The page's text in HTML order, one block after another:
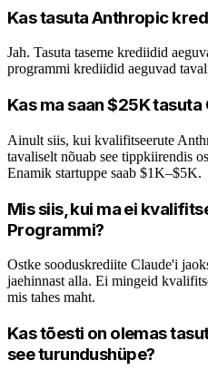
Kas tasuta Anthropic
Jah. Tasuta taseme krediidid
programmi krediidid aeguvad
Kas ma saan $25K
Ainult siis, kui kvalifitseerute
tavaliselt nõuab see tippkiirendis
Enamik startuppe saab $1K–$5K.
Mis siis, kui ma ei
Programmi?
Ostke sooduskrediite Claude'i
jaehinnast alla. Ei mingeid
mis tahes maht.
Kas tõesti on olemas
see turundushüpe?